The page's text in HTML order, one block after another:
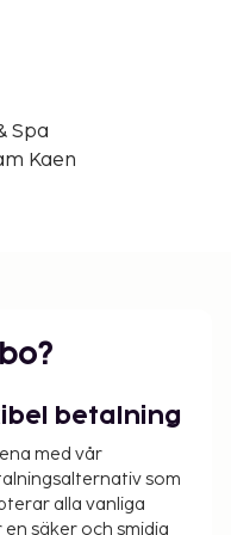
7,7 km
km
är Phuket (HKT-
en avgift
parkering
annat massage,
Här
ett
hotell i
Spa
Kaen
betalning
med vår
som
alla vanliga
säker och smidig